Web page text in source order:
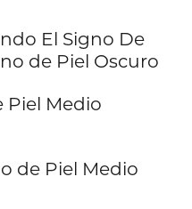
El Signo De
de Piel Oscuro
Piel Medio
de Piel Medio